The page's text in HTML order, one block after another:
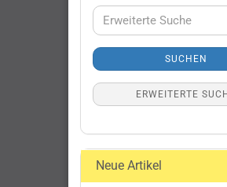
Erweiterte
Suche
SUCHEN
ERWEITERTE
Neue Artikel